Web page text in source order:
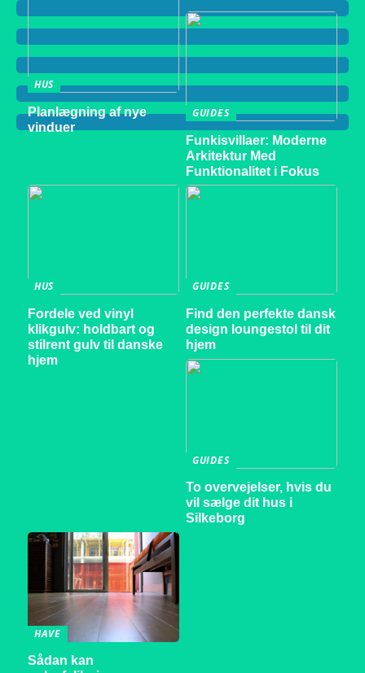
HUS
Planlægning af nye
vinduer
GUIDES
Funkisvillaer: Moderne
Arkitektur Med
Funktionalitet i Fokus
HUS
Fordele ved vinyl
klikgulv: holdbart og
stilrent gulv til danske
hjem
GUIDES
Find den perfekte dansk
design loungestol til dit
hjem
GUIDES
To overvejelser, hvis du
vil sælge dit hus i
Silkeborg
HAVE
Sådan kan